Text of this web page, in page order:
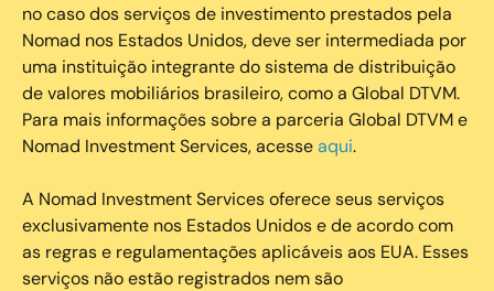
no caso dos serviços de investimento prestados pela
Nomad nos Estados Unidos, deve ser intermediada por
uma instituição integrante do sistema de distribuição
de valores mobiliários brasileiro, como a Global DTVM.
Para mais informações sobre a parceria Global DTVM e
Nomad Investment Services, acesseaqui.
A Nomad Investment Services oferece seus serviços
exclusivamente nos Estados Unidos e de acordo com
as regras e regulamentações aplicáveis aos EUA. Esses
serviços não estão registrados nem são